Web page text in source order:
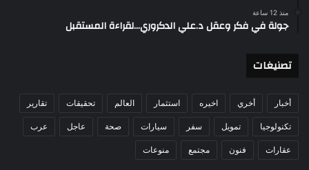
منذ 12 ساعة
جولة في فكر وعقل د.علي الدكروري…لقراءة المستقبل
تصنيغات
أخبار أخري اخيره استثمار العالم تحقيقات تقارير
تكنولوجيا تمويل سفر سيارات صحة عاجل عرب
عقارات فنون مجتمع منوعات